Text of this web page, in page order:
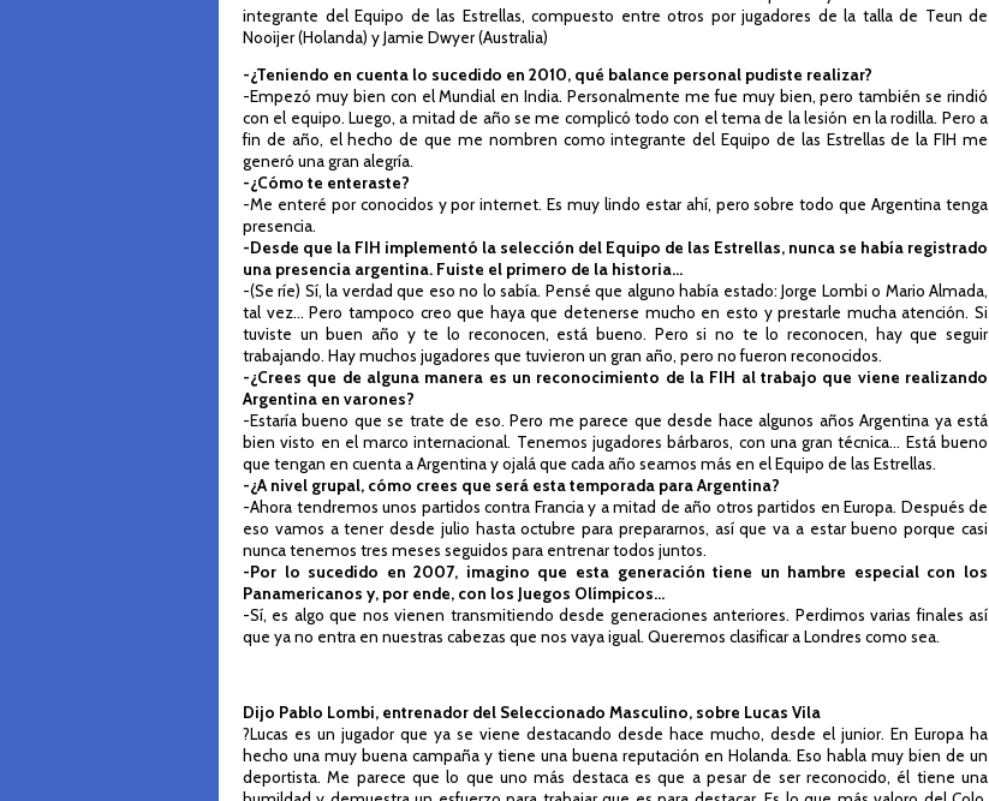
integrante del Equipo de las Estrellas, compuesto entre otros por jugadores de la talla de Teun de
Nooijer (Holanda) y Jamie Dwyer (Australia)
-¿Teniendo en cuenta lo sucedido en 2010, qué balance personal pudiste realizar?
-Empezó muy bien con el Mundial en India. Personalmente me fue muy bien, pero también se rindió
con el equipo. Luego, a mitad de año se me complicó todo con el tema de la lesión en la rodilla. Pero a
fin de año, el hecho de que me nombren como integrante del Equipo de las Estrellas de la FIH me
generó una gran alegría.
-¿Cómo te enteraste?
-Me enteré por conocidos y por internet. Es muy lindo estar ahí, pero sobre todo que Argentina tenga
presencia.
-Desde que la FIH implementó la selección del Equipo de las Estrellas, nunca se había registrado
una presencia argentina. Fuiste el primero de la historia...
-(Se ríe) Sí, la verdad que eso no lo sabía. Pensé que alguno había estado: Jorge Lombi o Mario Almada,
tal vez... Pero tampoco creo que haya que detenerse mucho en esto y prestarle mucha atención. Si
tuviste un buen año y te lo reconocen, está bueno. Pero si no te lo reconocen, hay que seguir
trabajando. Hay muchos jugadores que tuvieron un gran año, pero no fueron reconocidos.
-¿Crees que de alguna manera es un reconocimiento de la FIH al trabajo que viene realizando
Argentina en varones?
-Estaría bueno que se trate de eso. Pero me parece que desde hace algunos años Argentina ya está
bien visto en el marco internacional. Tenemos jugadores bárbaros, con una gran técnica... Está bueno
que tengan en cuenta a Argentina y ojalá que cada año seamos más en el Equipo de las Estrellas.
-¿A nivel grupal, cómo crees que será esta temporada para Argentina?
-Ahora tendremos unos partidos contra Francia y a mitad de año otros partidos en Europa. Después de
eso vamos a tener desde julio hasta octubre para prepararnos, así que va a estar bueno porque casi
nunca tenemos tres meses seguidos para entrenar todos juntos.
-Por lo sucedido en 2007, imagino que esta generación tiene un hambre especial con los
Panamericanos y, por ende, con los Juegos Olímpicos...
-Sí, es algo que nos vienen transmitiendo desde generaciones anteriores. Perdimos varias finales así
que ya no entra en nuestras cabezas que nos vaya igual. Queremos clasificar a Londres como sea.
Dijo Pablo Lombi, entrenador del Seleccionado Masculino, sobre Lucas Vila
?Lucas es un jugador que ya se viene destacando desde hace mucho, desde el junior. En Europa ha
hecho una muy buena campaña y tiene una buena reputación en Holanda. Eso habla muy bien de un
deportista. Me parece que lo que uno más destaca es que a pesar de ser reconocido, él tiene una